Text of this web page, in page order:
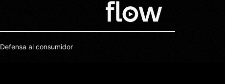
Defensa al consumidor